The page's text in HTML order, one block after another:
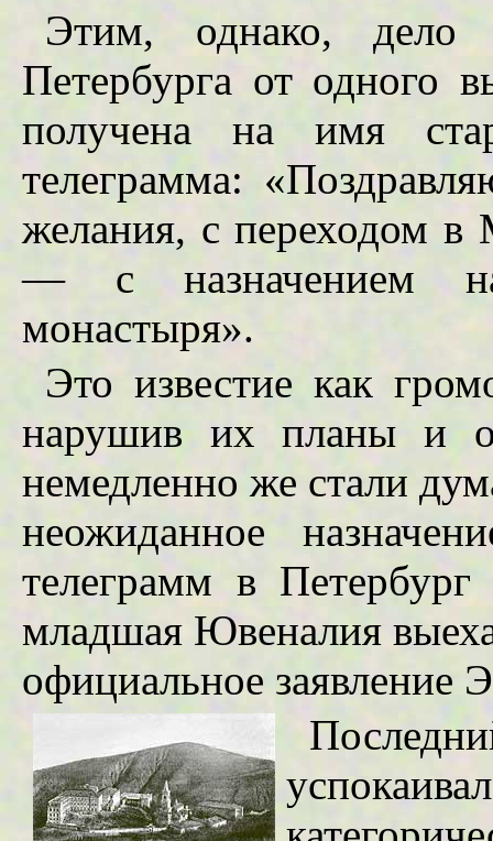
Этим, однако, дело
Петербурга от одного
получена на имя
телеграмма:
желания, с переходом
— с назначением
монастыря».
Это известие как
нарушив их планы и
немедленно же стали
неожиданное
телеграмм в
младшая Ювеналия
официальное заявление